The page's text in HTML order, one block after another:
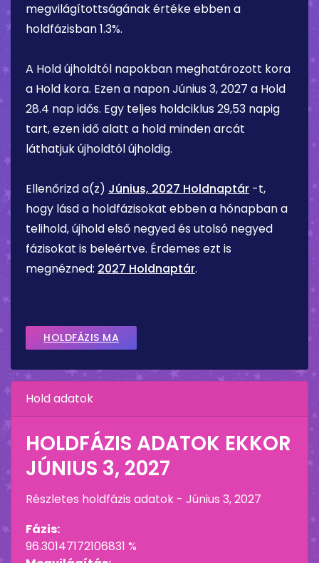
megvilágítottságának értéke ebben a
holdfázisban1.3%.
A Hold újholdtól napokban meghatározott kora
a Hold kora. Ezen a naponJúnius 3, 2027 a Hold
28.4 napidős. Egy teljes holdciklus 29,53 napig
tart, ezen idő alatt a hold minden arcát
láthatjuk újholdtól újholdig.
Ellenőrizd a(z) Június, 2027 Holdnaptár -t,
hogy lásd a holdfázisokat ebben a hónapban a
telihold, újhold első negyed és utolsó negyed
fázisokat is beleértve. Érdemes ezt is
megnézned: 2027 Holdnaptár.
HOLDFÁZIS MA
Hold adatok
HOLDFÁZIS ADATOK EKKOR
JÚNIUS 3, 2027
Részletes holdfázis adatok - Június 3, 2027
Fázis:
96.30147172106831 %